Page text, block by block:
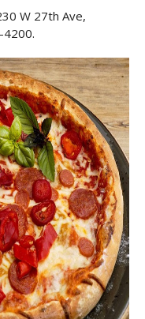
W 27th Ave,
4200.